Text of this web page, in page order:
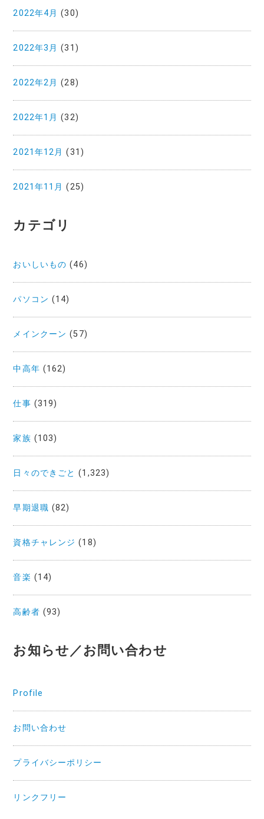
2022年4月 (30)
2022年3月 (31)
2022年2月 (28)
2022年1月 (32)
2021年12月 (31)
2021年11月 (25)
カテゴリ
おいしいもの (46)
パソコン (14)
メインクーン (57)
中高年 (162)
仕事 (319)
家族 (103)
日々のできごと (1,323)
早期退職 (82)
資格チャレンジ (18)
音楽 (14)
高齢者 (93)
お知らせ／お問い合わせ
Profile
お問い合わせ
プライバシーポリシー
リンクフリー